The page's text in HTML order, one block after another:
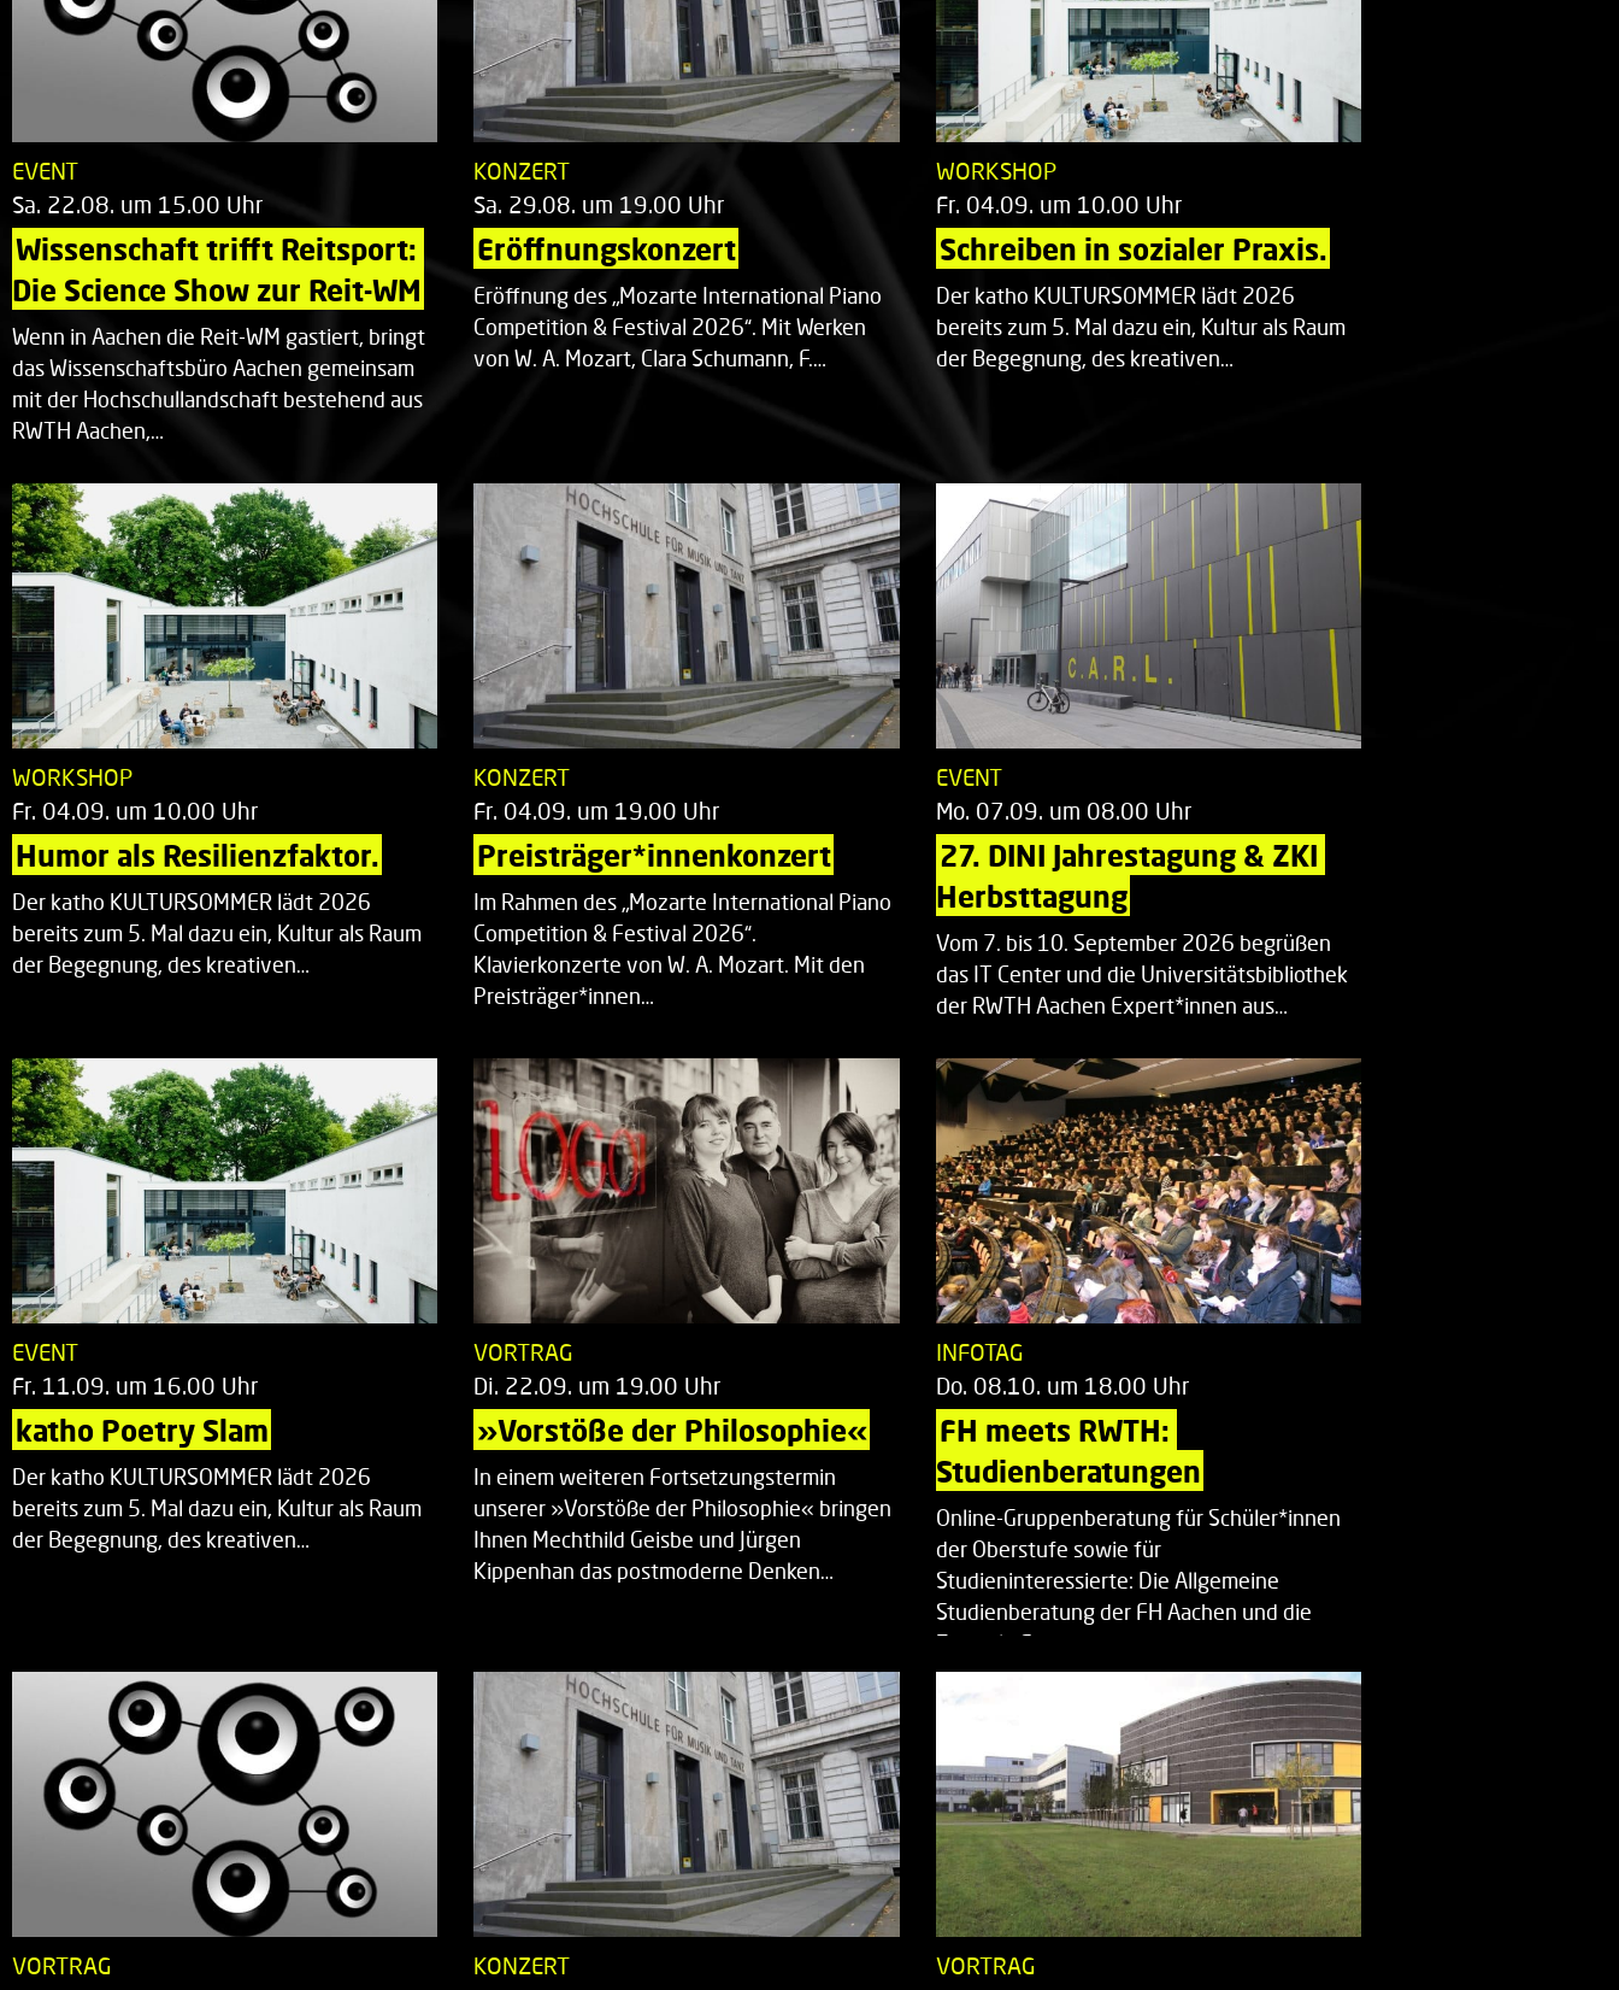
EVENT
Sa. 22.08. um 15.00 Uhr
Wissenschaft trifft Reitsport:
Die Science Show zur Reit-WM
Wenn in Aachen die Reit-WM gastiert, bringt
das Wissenschaftsbüro Aachen gemeinsam
mit der Hochschullandschaft bestehend aus
RWTH Aachen,…
KONZERT
Sa. 29.08. um 19.00 Uhr
Eröffnungskonzert
Eröffnung des „Mozarte International Piano
Competition & Festival 2026“. Mit Werken
von W. A. Mozart, Clara Schumann, F.…
WORKSHOP
Fr. 04.09. um 10.00 Uhr
Schreiben in sozialer Praxis.
Der katho KULTURSOMMER lädt 2026
bereits zum 5. Mal dazu ein, Kultur als Raum
der Begegnung, des kreativen…
WORKSHOP
Fr. 04.09. um 10.00 Uhr
Humor als Resilienzfaktor.
Der katho KULTURSOMMER lädt 2026
bereits zum 5. Mal dazu ein, Kultur als Raum
der Begegnung, des kreativen…
KONZERT
Fr. 04.09. um 19.00 Uhr
Preisträger*innenkonzert
Im Rahmen des „Mozarte International Piano
Competition & Festival 2026“.
Klavierkonzerte von W. A. Mozart. Mit den
Preisträger*innen…
EVENT
Mo. 07.09. um 08.00 Uhr
27. DINI Jahrestagung & ZKI
Herbsttagung
Vom 7. bis 10. September 2026 begrüßen
das IT Center und die Universitätsbibliothek
der RWTH Aachen Expert*innen aus…
EVENT
Fr. 11.09. um 16.00 Uhr
katho Poetry Slam
Der katho KULTURSOMMER lädt 2026
bereits zum 5. Mal dazu ein, Kultur als Raum
der Begegnung, des kreativen…
VORTRAG
Di. 22.09. um 19.00 Uhr
»Vorstöße der Philosophie«
In einem weiteren Fortsetzungstermin
unserer »Vorstöße der Philosophie« bringen
Ihnen Mechthild Geisbe und Jürgen
Kippenhan das postmoderne Denken…
INFOTAG
Do. 08.10. um 18.00 Uhr
FH meets RWTH:
Studienberatungen
Online-Gruppenberatung für Schüler*innen
der Oberstufe sowie für
Studieninteressierte: Die Allgemeine
Studienberatung der FH Aachen und die
Zentrale Studienberatung…
VORTRAG
KONZERT
VORTRAG